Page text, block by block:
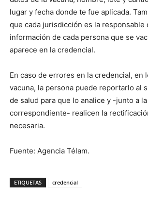
lugar y fecha donde te fue aplicada.
que cada jurisdicción es la responsable
información de cada persona que se
aparece en la credencial.
En caso de errores en la credencial, en
vacuna, la persona puede reportarlo al
de salud para que lo analice y -junto a
correspondiente- realicen la
necesaria.
Fuente: Agencia Télam.
ETIQUETAS credencial